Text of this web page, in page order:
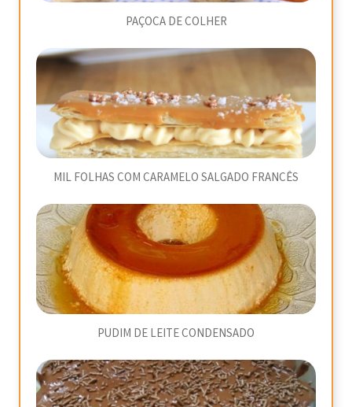
PAÇOCA DE COLHER
MIL FOLHAS COM CARAMELO SALGADO FRANCÊS
PUDIM DE LEITE CONDENSADO